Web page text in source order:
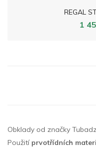
REGAL
1
Obklady od značky
Použití prvotřídních